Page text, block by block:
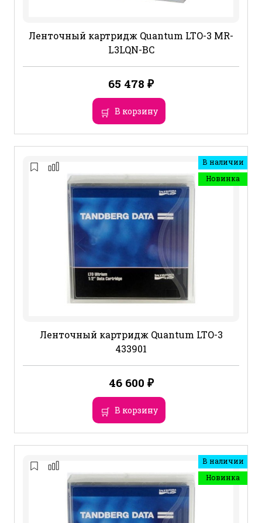
Ленточный картридж Quantum LTO-3 MR-
L3LQN-BC
65 478 ₽
В корзину
В наличии
Новинка
Ленточный картридж Quantum LTO-3
433901
46 600 ₽
В корзину
В наличии
Новинка